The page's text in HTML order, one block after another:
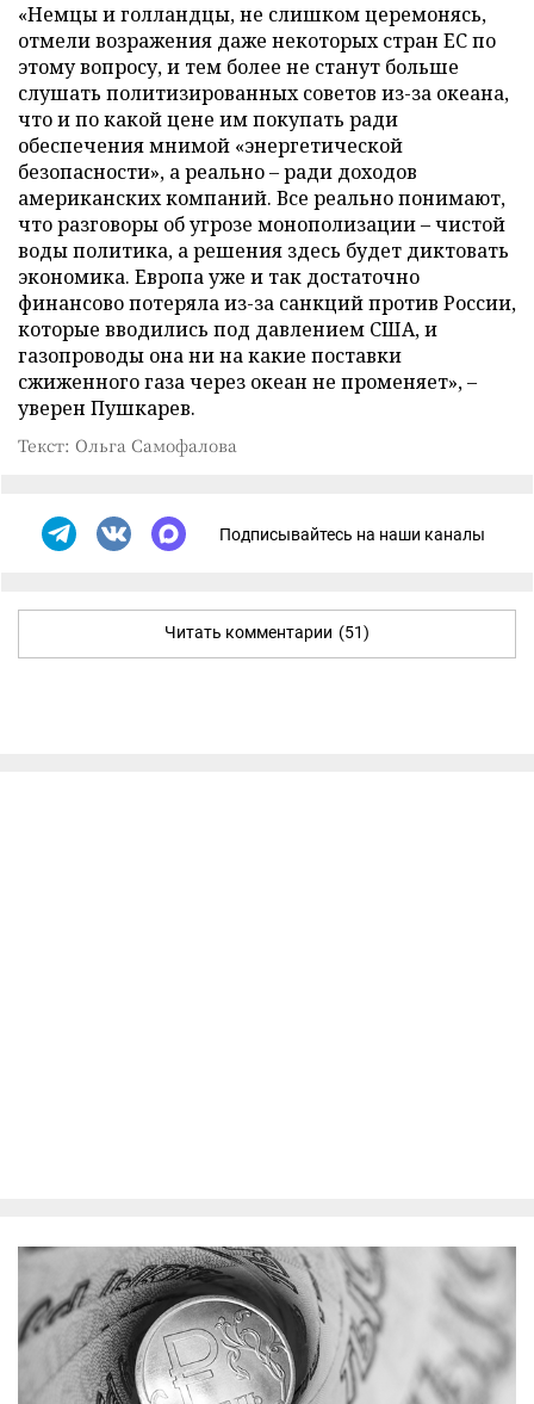
«Немцы и голландцы, не слишком церемонясь,
отмели возражения даже некоторых стран ЕС по
этому вопросу, и тем более не станут больше
слушать политизированных советов из-за океана,
что и по какой цене им покупать ради
обеспечения мнимой «энергетической
безопасности», а реально – ради доходов
американских компаний. Все реально понимают,
что разговоры об угрозе монополизации – чистой
воды политика, а решения здесь будет диктовать
экономика. Европа уже и так достаточно
финансово потеряла из-за санкций против России,
которые вводились под давлением США, и
газопроводы она ни на какие поставки
сжиженного газа через океан не променяет», –
уверен Пушкарев.
Текст: Ольга Самофалова
Подписывайтесь на наши каналы
Читать комментарии (51)